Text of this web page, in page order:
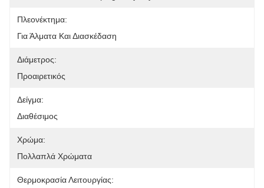
Πλεονέκτημα:
Για Άλματα Και Διασκέδαση
Διάμετρος:
Προαιρετικός
Δείγμα:
Διαθέσιμος
Χρώμα:
Πολλαπλά Χρώματα
Θερμοκρασία Λειτουργίας: